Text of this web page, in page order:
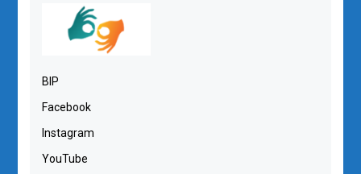
BIP
Facebook
Instagram
YouTube